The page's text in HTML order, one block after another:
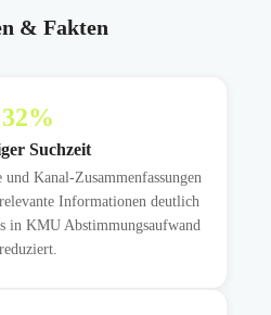
& Fakten
32%
Suchzeit
Kanal-Zusammenfassungen
Informationen deutlich
in KMU Abstimmungsaufwand
reduziert.